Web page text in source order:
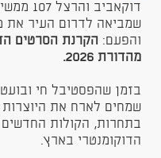
שמביאה לדרום העיר את
והפעם: הקרנת הסרטים
מהדורת 2026.
בזמן שהפסטיבל חי
שמחים לארח את היוצרות
בתחרות, הקולות החדשים
הדוקומנטרי בארץ.